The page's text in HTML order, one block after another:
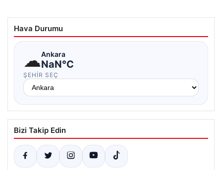
Hava Durumu
☁Ankara
NaN°C
ŞEHIR SEÇ
Bizi Takip Edin